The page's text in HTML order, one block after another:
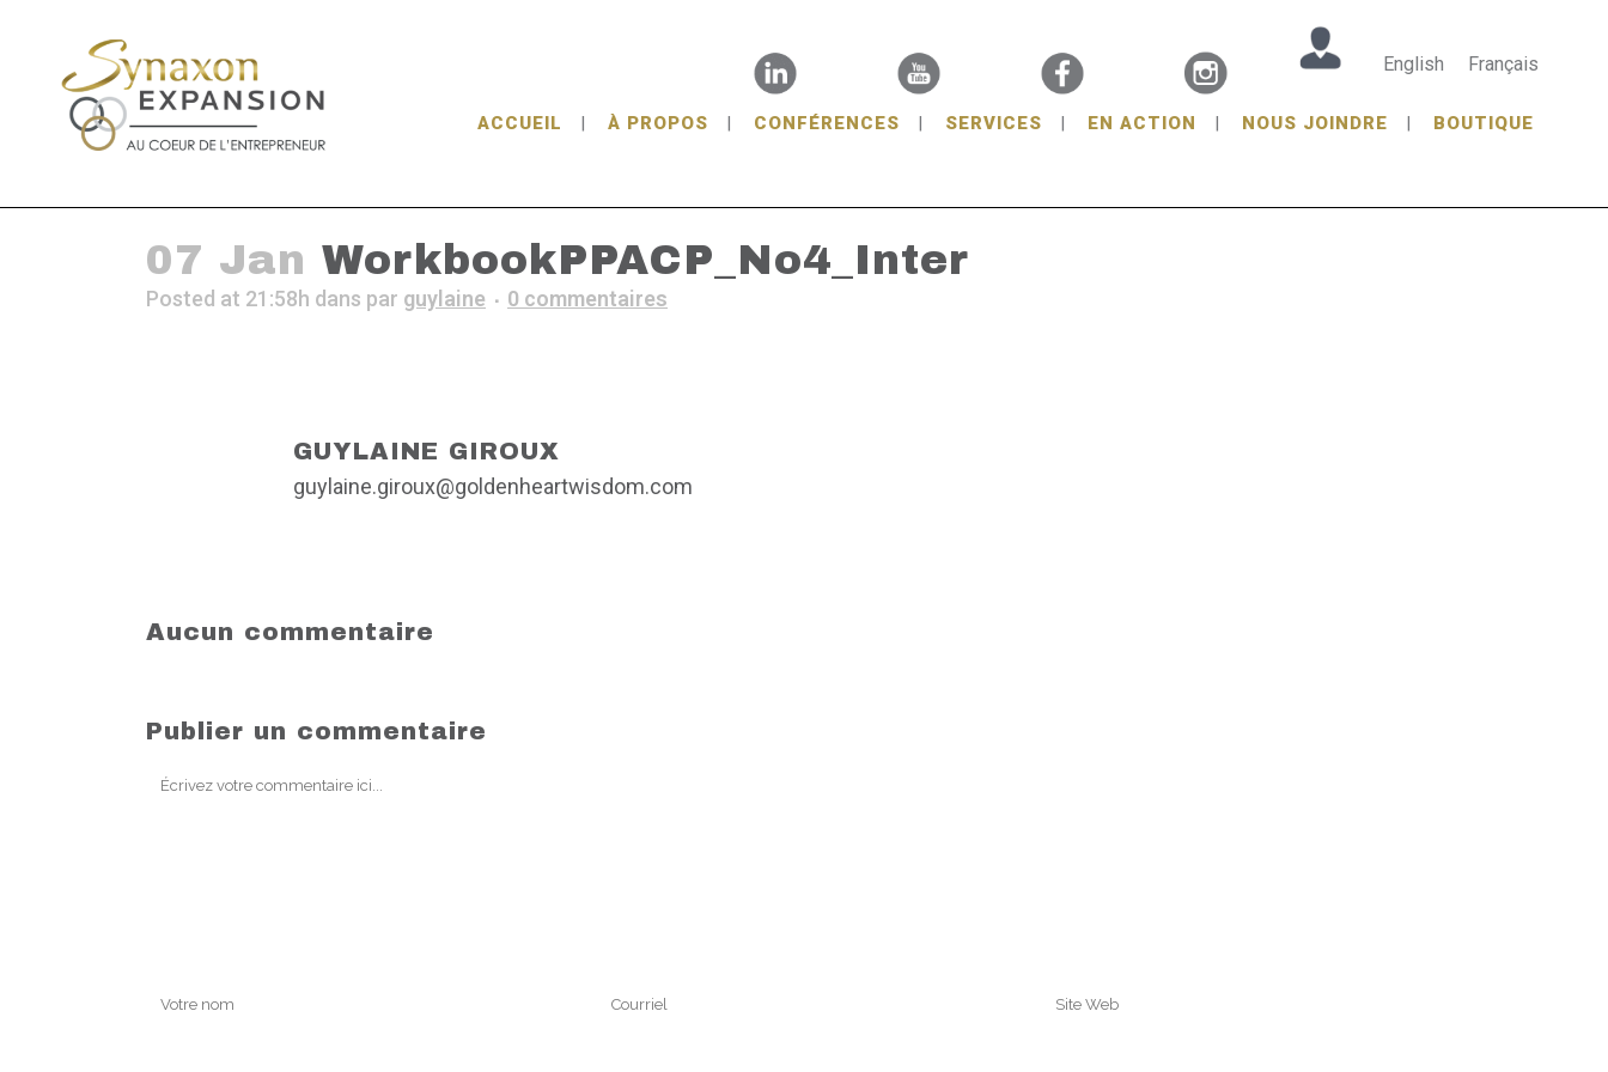
English Français
ACCUEIL À PROPOS CONFÉRENCES SERVICES EN ACTION NOUS JOINDRE BOUTIQUE
07 Jan WorkbookPPACP_No4_Inter
Posted at 21:58h dans par guylaine 0 commentaires
GUYLAINE GIROUX
guylaine.giroux@goldenheartwisdom.com
Aucun commentaire
Publier un commentaire